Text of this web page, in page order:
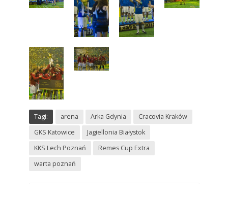
Tagi: arena Arka Gdynia
Cracovia Kraków
GKS Katowice
Jagiellonia Białystok
KKS Lech Poznań
Remes Cup Extra
warta poznań